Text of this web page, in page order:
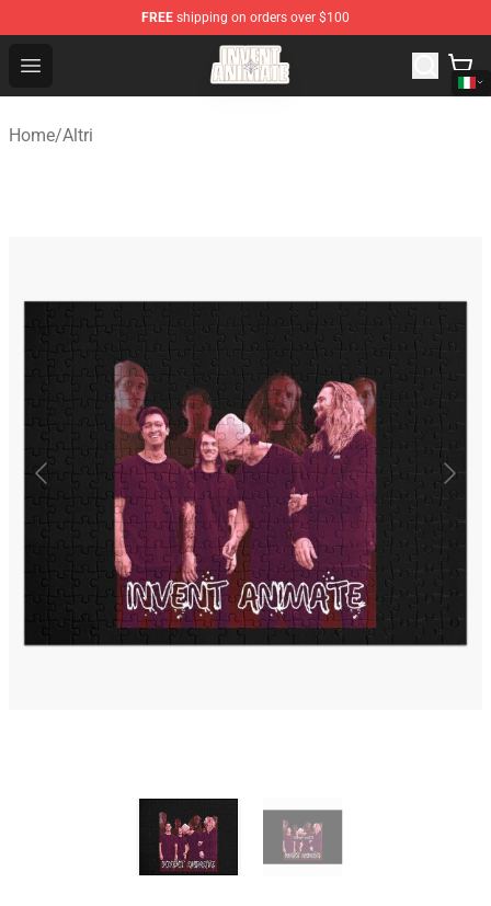
FREE shipping on orders over $100
Open menu
Invent Animate Shop - Official Invent Animate
Home/Altri